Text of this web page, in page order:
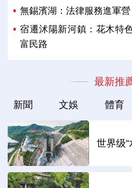
無錫濱湖：法律服務進軍
宿遷沭陽新河鎮：花木特
富民路
最新推
新聞 文娛 體育
世界级